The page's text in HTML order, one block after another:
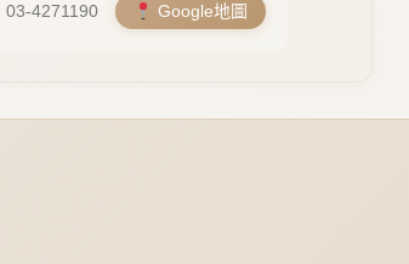
03-4271190 Google地圖